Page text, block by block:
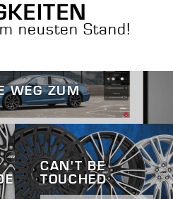
neusten Stand!
WEG ZUM
CAN'T BE
TOUCHED